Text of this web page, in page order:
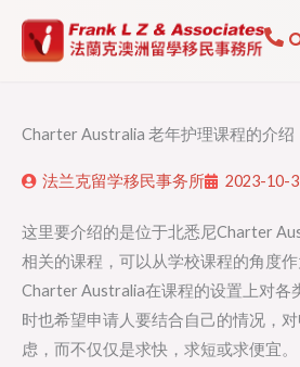
Charter Australia 老年护理课程的介绍
法兰克留学移民事务所 2023-10-
这里要介绍的是位于北悉尼Charter
相关的课程，可以从学校课程的角度
Charter Australia在课程的设置上对各
时也希望申请人要结合自己的情况，
虑，而不仅仅是求快，求短或求便宜。